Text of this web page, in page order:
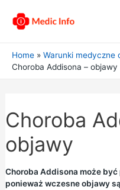
Home Warunki medyczne
Choroba Addisona – objawy
Choroba
objawy
Choroba Addisona może
ponieważ wczesne objawy